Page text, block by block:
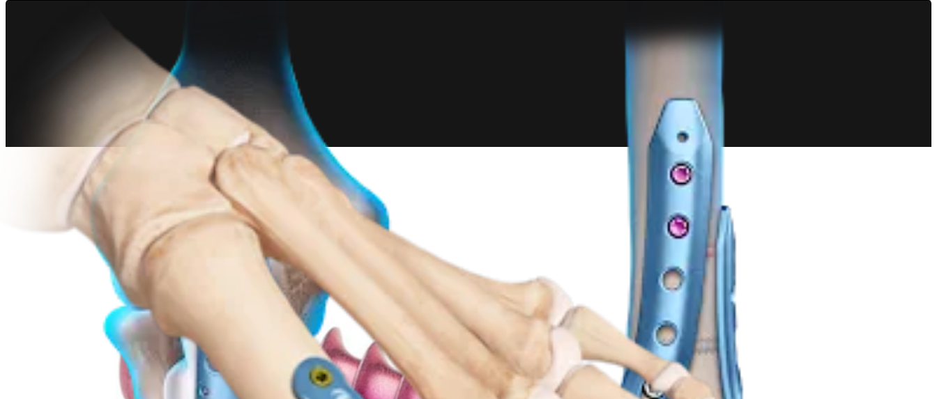
Plattensystem für Ellenbogenfrakturen